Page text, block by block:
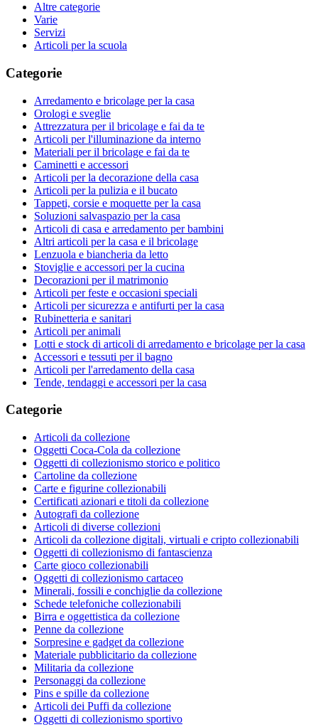
Altre categorie
Varie
Servizi
Articoli per la scuola
Categorie
Arredamento e bricolage per la casa
Orologi e sveglie
Attrezzatura per il bricolage e fai da te
Articoli per l'illuminazione da interno
Materiali per il bricolage e fai da te
Caminetti e accessori
Articoli per la decorazione della casa
Articoli per la pulizia e il bucato
Tappeti, corsie e moquette per la casa
Soluzioni salvaspazio per la casa
Articoli di casa e arredamento per bambini
Altri articoli per la casa e il bricolage
Lenzuola e biancheria da letto
Stoviglie e accessori per la cucina
Decorazioni per il matrimonio
Articoli per feste e occasioni speciali
Articoli per sicurezza e antifurti per la casa
Rubinetteria e sanitari
Articoli per animali
Lotti e stock di articoli di arredamento e bricolage per la casa
Accessori e tessuti per il bagno
Articoli per l'arredamento della casa
Tende, tendaggi e accessori per la casa
Categorie
Articoli da collezione
Oggetti Coca-Cola da collezione
Oggetti di collezionismo storico e politico
Cartoline da collezione
Carte e figurine collezionabili
Certificati azionari e titoli da collezione
Autografi da collezione
Articoli di diverse collezioni
Articoli da collezione digitali, virtuali e cripto collezionabili
Oggetti di collezionismo di fantascienza
Carte gioco collezionabili
Oggetti di collezionismo cartaceo
Minerali, fossili e conchiglie da collezione
Schede telefoniche collezionabili
Birra e oggettistica da collezione
Penne da collezione
Sorpresine e gadget da collezione
Materiale pubblicitario da collezione
Militaria da collezione
Personaggi da collezione
Pins e spille da collezione
Articoli dei Puffi da collezione
Oggetti di collezionismo sportivo